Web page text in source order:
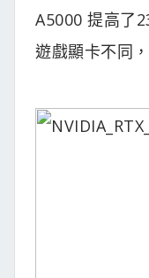
A5000 提高了
遊戲顯卡不同